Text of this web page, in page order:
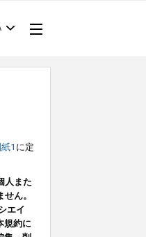
1 に定
人また
ん。
エイ
規約に